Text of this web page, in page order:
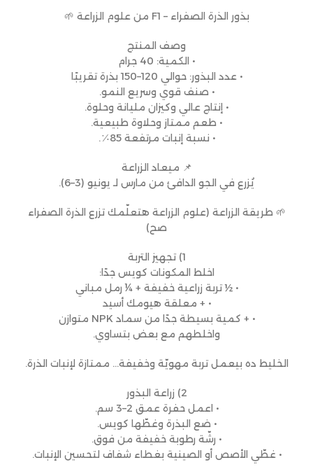
بذور الذرة الصفراء – F1 من علوم الزراعة 🌱
وصف المنتج
• الكمية: 40 جرام
• عدد البذور: حوالي 120–150 بذرة تقريبًا
• صنف قوي وسريع النمو.
• إنتاج عالي وكيزان مليانة وحلوة.
• طعم ممتاز وحلاوة طبيعية.
• نسبة إنبات مرتفعة 85٪.
📌 ميعاد الزراعة
يُزرع في الجو الدافئ من مارس لـ يونيو (3–6).
🌱 طريقة الزراعة (علوم الزراعة هتعلّمك تزرع الذرة الصفراء
صح)
1) تجهيز التربة
اخلط المكونات كويس جدًا:
• ½ تربة زراعية خفيفة + ¼ رمل مباني
• + معلقة هيومك أسيد
• + كمية بسيطة جدًا من سماد NPK متوازن
واخلطهم مع بعض بتساوي.
الخليط ده بيعمل تربة مهويّة وخفيفة… ممتازة لإنبات الذرة.
2) زراعة البذور
• اعمل حفرة عمق 2–3 سم.
• ضع البذرة وغطّها كويس.
• رشّة رطوبة خفيفة من فوق.
• غطّي الأصص أو الصينية بغطاء شفاف لتحسين الإنبات.